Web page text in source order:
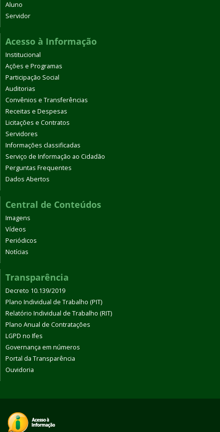
Aluno
Servidor
Acesso à Informação
Institucional
Ações e Programas
Participação Social
Auditorias
Convênios e Transferências
Receitas e Despesas
Licitações e Contratos
Servidores
Informações classificadas
Serviço de Informação ao Cidadão
Perguntas Frequentes
Dados Abertos
Central de Conteúdos
Imagens
Vídeos
Periódicos
Notícias
Transparência
Decreto 10.139/2019
Plano Individual de Trabalho (PIT)
Relatório Individual de Trabalho (RIT)
Plano Anual de Contratações
LGPD no Ifes
Governança em números
Portal da Transparência
Ouvidoria